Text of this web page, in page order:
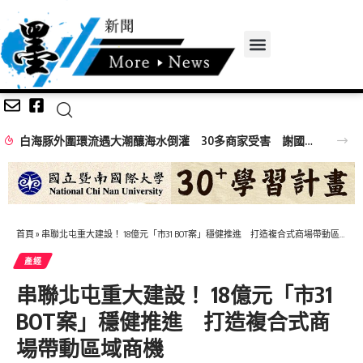
白海豚外圍環流遇大潮釀海水倒灌 30多商家受害 謝國樑親赴慰問
首頁 » 串聯北屯重大建設！ 18億元「市31 BOT案」穩健推進 打造複合式商場帶動區域商機
產經
串聯北屯重大建設！ 18億元「市31
BOT案」穩健推進 打造複合式商
場帶動區域商機